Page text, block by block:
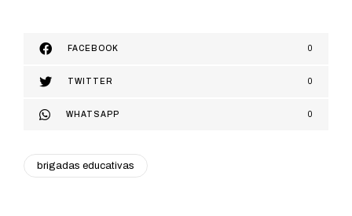
FACEBOOK 0
TWITTER 0
WHATSAPP 0
brigadas educativas